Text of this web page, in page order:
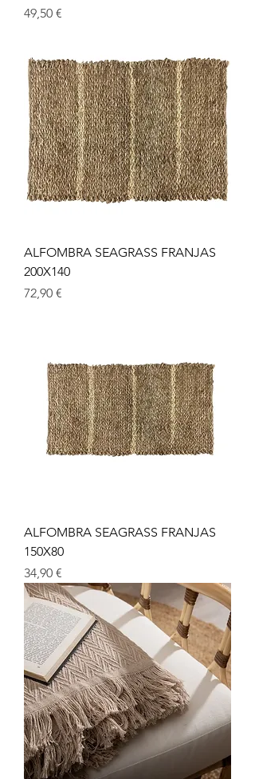
Precio
49,50 €
ALFOMBRA SEAGRASS FRANJAS
200X140
Precio
72,90 €
ALFOMBRA SEAGRASS FRANJAS
150X80
Precio
34,90 €